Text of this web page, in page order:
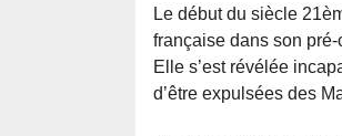
Le début du siècle
française dans son
Elle s’est révélée
d’être expulsées des